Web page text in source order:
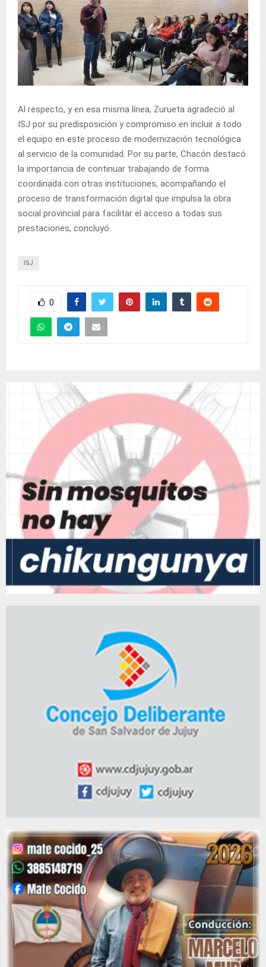
Al respecto, y en esa misma línea, Zurueta agradeció al
ISJ por su predisposición y compromiso en incluir a todo
el equipo en este proceso de modernización tecnológica
al servicio de la comunidad. Por su parte, Chacón destacó
la importancia de continuar trabajando de forma
coordinada con otras instituciones, acompañando el
proceso de transformación digital que impulsa la obra
social provincial para facilitar el acceso a todas sus
prestaciones, concluyó.
ISJ
0